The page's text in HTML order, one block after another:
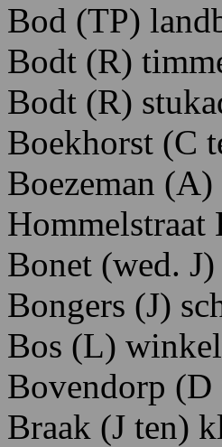
Bod (TP)
Bodt (R)
Bodt (R)
Boekhorst (C
Boezeman (A)
Hommelstraat
Bonet (wed. J)
Bongers (J)
Bos (L)
Bovendorp (D
Braak (J ten)